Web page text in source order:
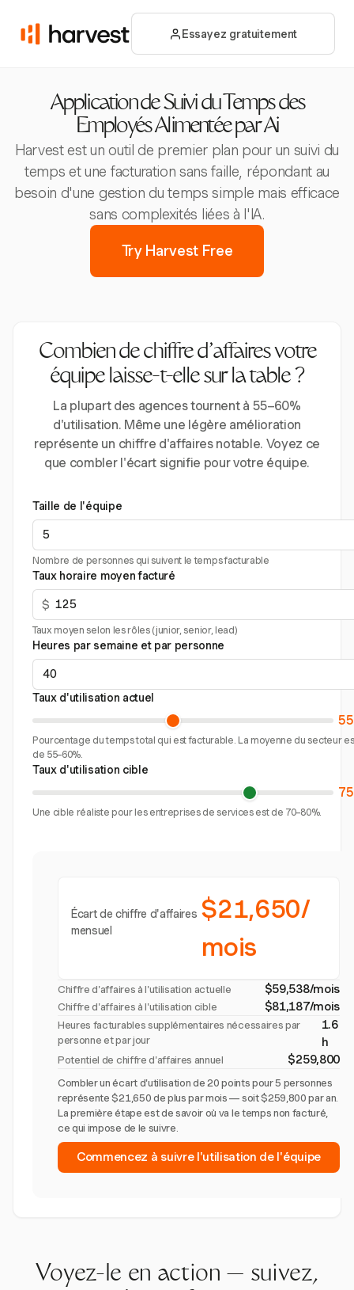
Essayez gratuitement
Application de Suivi du Temps des
Employés Alimentée par Ai
Harvest est un outil de premier plan pour un suivi du
temps et une facturation sans faille, répondant au
besoin d'une gestion du temps simple mais efficace
sans complexités liées à l'IA.
Try Harvest Free
Combien de chiffre d'affaires votre
équipe laisse-t-elle sur la table ?
La plupart des agences tournent à 55–60%
d'utilisation. Même une légère amélioration
représente un chiffre d'affaires notable. Voyez ce
que combler l'écart signifie pour votre équipe.
Taille de l'équipe
Nombre de personnes qui suivent le temps facturable
Taux horaire moyen facturé
$
Taux moyen selon les rôles (junior, senior, lead)
Heures par semaine et par personne
Taux d'utilisation actuel
Pourcentage du temps total qui est facturable. La moyenne du secteur
de 55–60%.
Taux d'utilisation cible
Une cible réaliste pour les entreprises de services est de 70–80%.
Écart de chiffre d'affaires
mensuel
$21,650/
mois
Chiffre d'affaires à l'utilisation actuelle $59,538/mois
Chiffre d'affaires à l'utilisation cible $81,187/mois
Heures facturables supplémentaires nécessaires par
personne et par jour
1.6
h
Potentiel de chiffre d'affaires annuel $259,800
Combler un écart d'utilisation de 20 points pour 5 personnes
représente $21,650 de plus par mois — soit $259,800 par an.
La première étape est de savoir où va le temps non facturé,
ce qui impose de le suivre.
Commencez à suivre l'utilisation de l'équipe
Voyez-le en action — suivez,